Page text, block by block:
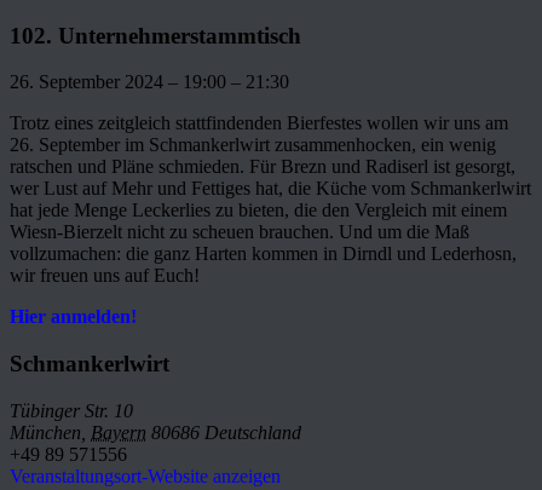
102. Unternehmerstammtisch
26. September 2024 – 19:00 – 21:30
Trotz eines zeitgleich stattfindenden Bierfestes wollen wir uns am
26. September im Schmankerlwirt zusammenhocken, ein wenig
ratschen und Pläne schmieden. Für Brezn und Radiserl ist gesorgt,
wer Lust auf Mehr und Fettiges hat, die Küche vom Schmankerlwirt
hat jede Menge Leckerlies zu bieten, die den Vergleich mit einem
Wiesn-Bierzelt nicht zu scheuen brauchen. Und um die Maß
vollzumachen: die ganz Harten kommen in Dirndl und Lederhosn,
wir freuen uns auf Euch!
Hier anmelden!
Schmankerlwirt
Tübinger Str. 10
München Bayern 80686 Deutschland
+49 89 571556
Veranstaltungsort-Website anzeigen